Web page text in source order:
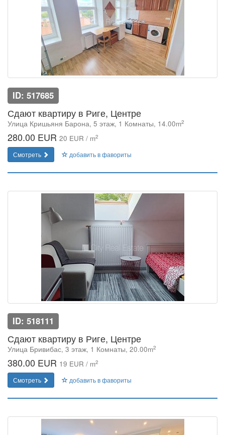
ID: 517685
Сдают квартиру в Риге, Центре
Улица Кришьяня Барона, 5 этаж, 1 Комнаты, 14.00m2
280.00 EUR 20 EUR / m2
Смотреть добавить в фавориты
ID: 518111
Сдают квартиру в Риге, Центре
Улица Бривибас, 3 этаж, 1 Комнаты, 20.00m2
380.00 EUR 19 EUR / m2
Смотреть добавить в фавориты